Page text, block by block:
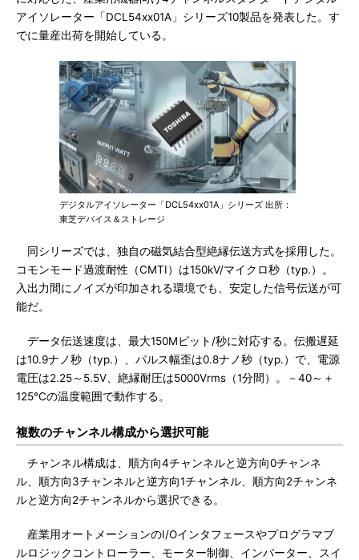
アイソレーター「DCL54xx01A」シリーズ10製品を発表した。す
でに量産出荷を開始している。
デジタルアイソレーター「DCL54xx01A」シリーズ 出所：
東芝デバイス＆ストレージ
同シリーズでは、独自の磁気結合型絶縁伝送方式を採用した。
コモンモード過渡耐性（CMTI）は150kV/マイクロ秒（typ.）。
入出力間にノイズが印加される環境でも、安定した信号伝送が可
能だ。
データ伝送速度は、最大150Mビット/秒に対応する。伝搬遅延
は10.9ナノ秒（typ.）、パルス幅歪は0.8ナノ秒（typ.）で、電源
電圧は2.25～5.5V、絶縁耐圧は5000Vrms（1分間）。－40～＋
125℃の温度範囲で動作する。
複数のチャンネル構成から選択可能
チャンネル構成は、順方向4チャンネルと逆方向0チャンネ
ル、順方向3チャンネルと逆方向1チャンネル、順方向2チャンネ
ルと逆方向2チャンネルから選択できる。
産業用オートメーションのI/Oインタフェースやプログラマブ
ルロジックコントローラー、モーター制御、インバーター、スイ